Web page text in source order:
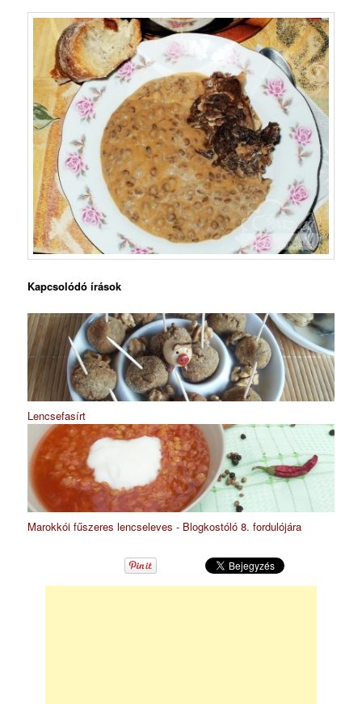
Kapcsolódó írások
Lencsefasírt
Marokkói fűszeres lencseleves - Blogkostóló 8. fordulójára